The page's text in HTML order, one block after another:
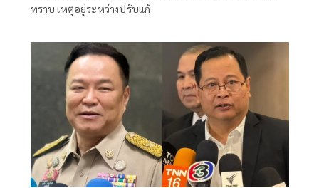
ทราบ เหตุอยู่ระหว่างปรับแก้